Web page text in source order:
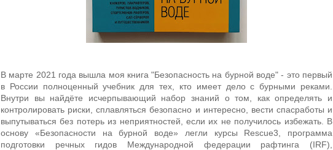
В марте 2021 года вышла моя книга "Безопасность на бурной воде" - это первый
в России полноценный учебник для тех, кто имеет дело с бурными реками.
Внутри вы найдёте исчерпывающий набор знаний о том, как определять и
контролировать риски, сплавляться безопасно и интересно, вести спасработы и
выпутываться без потерь из неприятностей, если их не получилось избежать. В
основу «Безопасности на бурной воде» легли курсы Rescue3, программа
подготовки речных гидов Международной федерации рафтинга (IRF),